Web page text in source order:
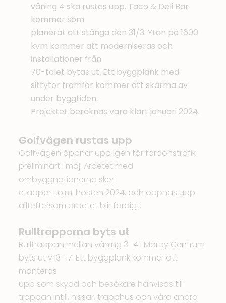
våning 4 ska rustas upp. Taco & Deli Bar
kommer som
planerat att stänga den 31/3. Ytan på 1600
kvm kommer att moderniseras och
installationer från
70-talet bytas ut. Ett byggplank med
sittytor framför kommer att skärma av
under byggtiden.
Projektet beräknas vara klart januari 2024.
Golfvägen rustas upp
Golfvägen öppnar upp igen för fordonstrafik
preliminärt i maj. Arbetet med
ombyggnationerna sker i
etapper t.o.m. hösten 2024, och öppnas upp
allteftersom arbetet blir färdigt.
Rulltrapporna byts ut
Rulltrappan mellan våning 3–4 i Mörby Centrum
byts ut v.13–17. Ett byggplank kommer att
monteras
upp som skydd och besökare hänvisas till
trappan intill, hissar, trapphus och våra andra